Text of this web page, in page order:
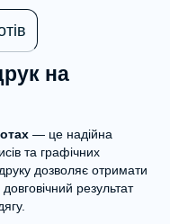
на
— це надійна
та графічних
дозволяє отримати
результат